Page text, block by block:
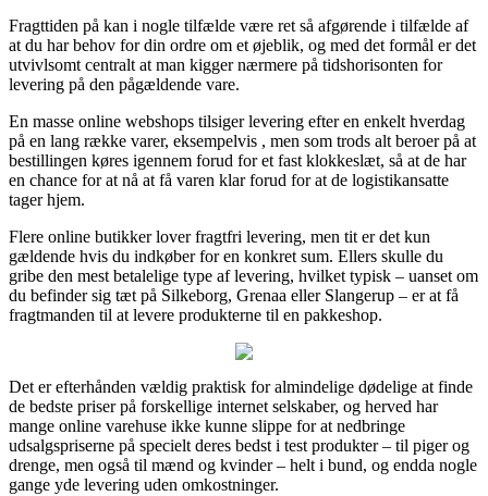
Fragttiden på kan i nogle tilfælde være ret så afgørende i tilfælde af
at du har behov for din ordre om et øjeblik, og med det formål er det
utvivlsomt centralt at man kigger nærmere på tidshorisonten for
levering på den pågældende vare.
En masse online webshops tilsiger levering efter en enkelt hverdag
på en lang række varer, eksempelvis , men som trods alt beroer på at
bestillingen køres igennem forud for et fast klokkeslæt, så at de har
en chance for at nå at få varen klar forud for at de logistikansatte
tager hjem.
Flere online butikker lover fragtfri levering, men tit er det kun
gældende hvis du indkøber for en konkret sum. Ellers skulle du
gribe den mest betalelige type af levering, hvilket typisk – uanset om
du befinder sig tæt på Silkeborg, Grenaa eller Slangerup – er at få
fragtmanden til at levere produkterne til en pakkeshop.
Det er efterhånden vældig praktisk for almindelige dødelige at finde
de bedste priser på forskellige internet selskaber, og herved har
mange online varehuse ikke kunne slippe for at nedbringe
udsalgspriserne på specielt deres bedst i test produkter – til piger og
drenge, men også til mænd og kvinder – helt i bund, og endda nogle
gange yde levering uden omkostninger.